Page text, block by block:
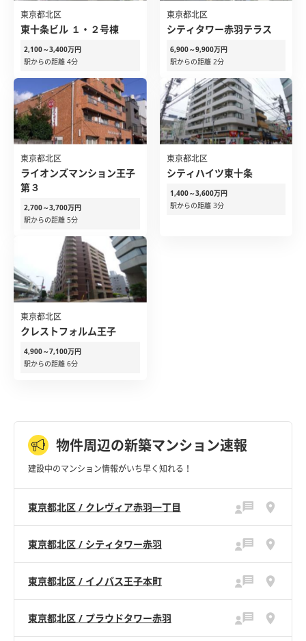
東京都北区
東十条ビル １・２号棟
2,100～3,400万円
駅からの距離 4分
東京都北区
シティタワー赤羽テラス
6,900～9,900万円
駅からの距離 2分
東京都北区
ライオンズマンション王子
第３
2,700～3,700万円
駅からの距離 5分
東京都北区
シティハイツ東十条
1,400～3,600万円
駅からの距離 3分
東京都北区
クレストフォルム王子
4,900～7,100万円
駅からの距離 6分
物件周辺の新築マンション速報
建設中のマンション情報がいち早く知れる！
東京都北区 / クレヴィア赤羽一丁目
東京都北区 / シティタワー赤羽
東京都北区 / イノバス王子本町
東京都北区 / プラウドタワー赤羽